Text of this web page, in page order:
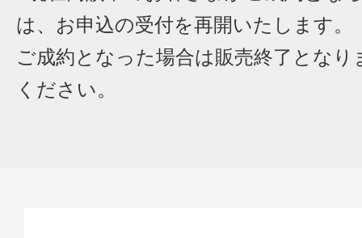
は、お申込の受付を再開いたします。
ご成約となった場合は販売終了となり
ください。